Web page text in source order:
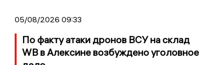
05/08/2026 09:33
По факту атаки дронов ВСУ на склад
WB в Алексине возбуждено уголовное